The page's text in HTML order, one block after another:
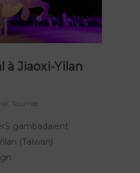
à Jiaoxi-Yilan
Tournée
gambadaient
(Taïwan)